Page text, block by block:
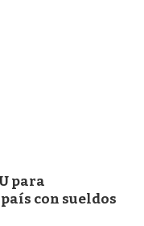
para
con sueldos